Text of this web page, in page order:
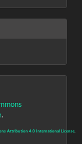
.
Attribution 4.0 International License.